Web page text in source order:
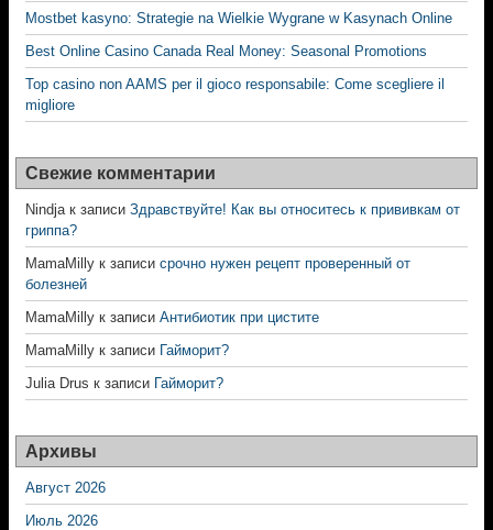
Mostbet kasyno: Strategie na Wielkie Wygrane w Kasynach Online
Best Online Casino Canada Real Money: Seasonal Promotions
Top casino non AAMS per il gioco responsabile: Come scegliere il
migliore
Свежие комментарии
Nindjaк записи Здравствуйте! Как вы относитесь к прививкам от
гриппа?
MamaMilly к записи срочно нужен рецепт проверенный от
болезней
MamaMilly к записи Антибиотик при цистите
MamaMilly к записи Гайморит?
Julia Drus к записи Гайморит?
Архивы
Август 2026
Июль 2026